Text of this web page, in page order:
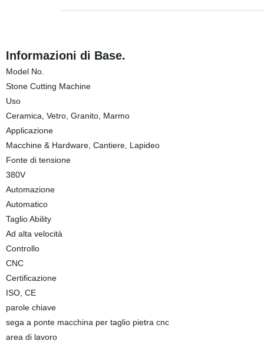
Informazioni di Base.
Model No.
Stone Cutting Machine
Uso
Ceramica, Vetro, Granito, Marmo
Applicazione
Macchine & Hardware, Cantiere, Lapideo
Fonte di tensione
380V
Automazione
Automatico
Taglio Ability
Ad alta velocità
Controllo
CNC
Certificazione
ISO, CE
parole chiave
sega a ponte macchina per taglio pietra cnc
area di lavoro